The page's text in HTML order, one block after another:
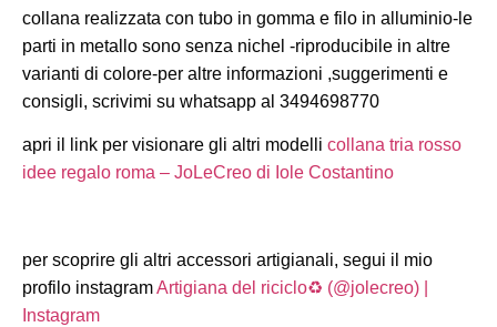
collana realizzata con tubo in gomma e filo in alluminio-le
parti in metallo sono senza nichel -riproducibile in altre
varianti di colore-per altre informazioni ,suggerimenti e
consigli, scrivimi su whatsapp al 3494698770
apri il link per visionare gli altri modelli collana tria rosso
idee regalo roma – JoLeCreo di Iole Costantino
per scoprire gli altri accessori artigianali, segui il mio
profilo instagramArtigiana del riciclo♻️ (@jolecreo) |
Instagram